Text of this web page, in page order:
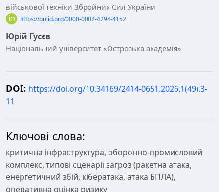
військової техніки Збройних Сил України
https://orcid.org/0000-0002-4294-4152
Юрій Гусєв
Національний університет «Острозька академія»
DOI: https://doi.org/10.34169/2414-0651.2026.1(49).3-
11
Ключові слова:
критична інфраструктура, оборонно-промисловий
комплекс, типові сценарії загроз (ракетна атака,
енергетичний збій, кібератака, атака БПЛА),
оперативна оцінка ризику